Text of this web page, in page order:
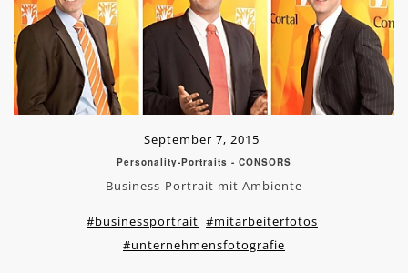
September 7, 2015
Personality-Portraits - CONSORS
Business-Portrait mit Ambiente
#businessportrait #mitarbeiterfotos
#unternehmensfotografie